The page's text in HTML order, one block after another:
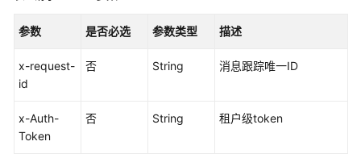
API
参数 是否必选 参数类型 描述
x-request-
id
否 String 消息跟踪唯一ID
x-Auth-
Token
否 String 租户级token